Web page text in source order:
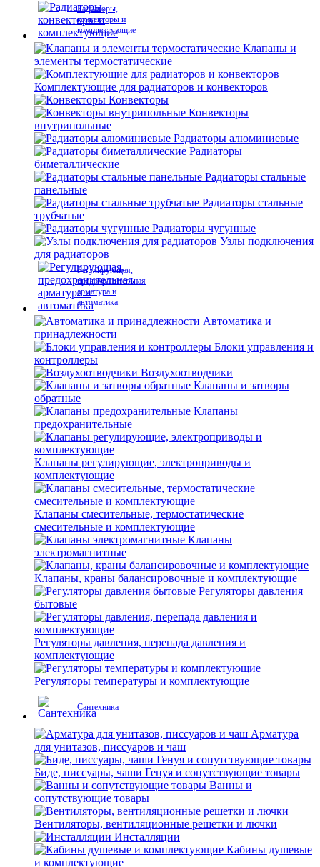
Радиаторы,
конвекторы и
комплектующие
Клапаны и
элементы термостатические
Комплектующие для радиаторов и конвекторов
Конвекторы
Конвекторы
внутрипольные
Радиаторы алюминиевые
Радиаторы
биметаллические
Радиаторы стальные
панельные
Радиаторы стальные
трубчатые
Радиаторы чугунные
Узлы подключения
для радиаторов
Регулирующая,
предохранительная
арматура и
автоматика
Автоматика и
принадлежности
Блоки управления и
контроллеры
Воздухоотводчики
Клапаны и затворы
обратные
Клапаны
предохранительные
Клапаны регулирующие, электроприводы и
комплектующие
Клапаны смесительные, термостатические
смесительные и комплектующие
Клапаны
электромагнитные
Клапаны, краны балансировочные и комплектующие
Регуляторы давления
бытовые
Регуляторы давления, перепада давления и
комплектующие
Регуляторы температуры и комплектующие
Сантехника
Арматура
для унитазов, писсуаров и чаш
Биде, писсуары, чаши Генуя и сопутствующие товары
Ванны и
сопутствующие товары
Вентиляторы, вентиляционные решетки и лючки
Инсталляции
Кабины душевые
и комплектующие